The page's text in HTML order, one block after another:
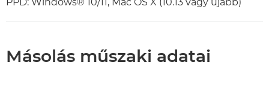
Másolás műszaki adatai